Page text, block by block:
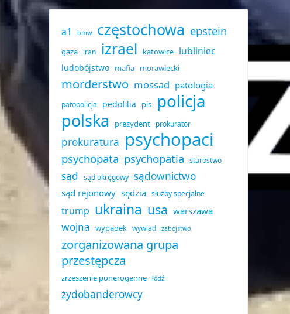
a1 bmw częstochowa epstein
gaza iran izrael katowice lubliniec
ludobójstwo mafia morawiecki
morderstwo mossad patologia
patopolicja pedofilia pis policja
polska prezydent prokurator
prokuratura psychopaci
psychopata psychopatia starostwo
sąd sąd okręgowy sądownictwo
sąd rejonowy sędzia służby specjalne
trump ukraina usa warszawa
wojna wypadek wywiad zabójstwo
zorganizowana grupa
przestępcza
zrzeszenie ponerogenne łódź
żydobanderowcy